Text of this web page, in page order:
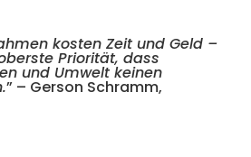
kosten Zeit und Geld –
Priorität, dass
und Umwelt keinen
” – Gerson Schramm,